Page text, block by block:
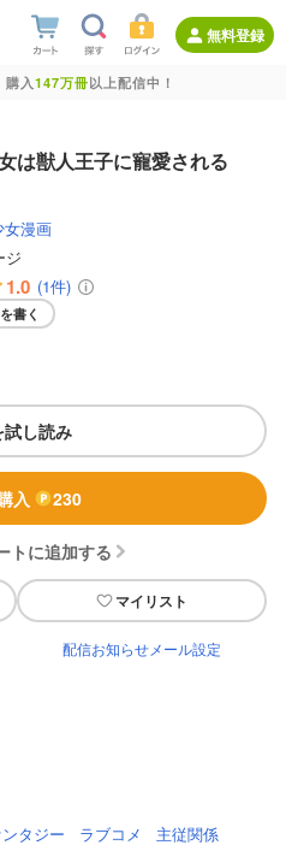
無料登録
購入147万冊以上配信中！
は獣人王子に寵愛される
女漫画
ジ
1.0 (1件)
書く
試し読み
入 230
トに追加する
マイリスト
配信お知らせメール設定
タジー ラブコメ
主従関係